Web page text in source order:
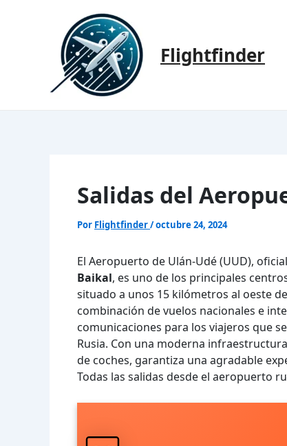
Flightfinder
Salidas del
Por Flightfinder/octubre 24, 2024
El Aeropuerto de Ulán-Udé (UUD),
Baikal, es uno de los principales
situado a unos 15 kilómetros al oeste
combinación de vuelos nacionales e
comunicaciones para los viajeros que
Rusia. Con una moderna
de coches, garantiza una agradable
Todas las salidas desde el aeropuerto